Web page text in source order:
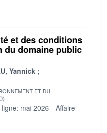
et des conditions
du domaine public
Yannick
ET DU
mai 2026
Affaire